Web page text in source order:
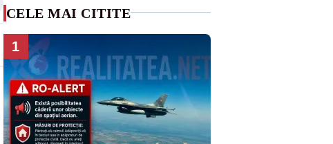
CELE MAI CITITE
1